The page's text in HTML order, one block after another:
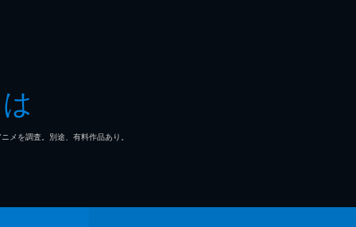
を調査。別途、有料作品あり。